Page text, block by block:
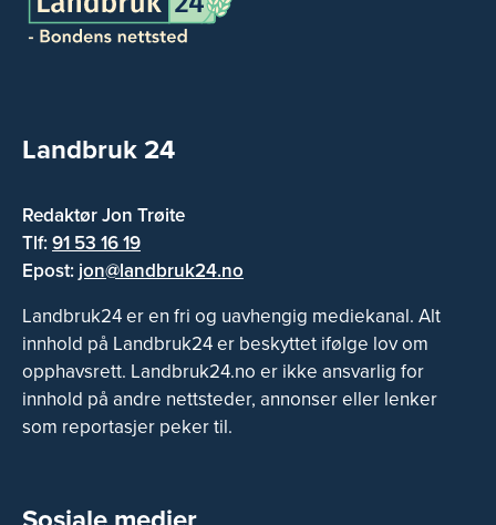
Landbruk 24
Redaktør Jon Trøite
Tlf:91 53 16 19
Epost: jon@landbruk24.no
Landbruk24 er en fri og uavhengig mediekanal. Alt
innhold på Landbruk24 er beskyttet ifølge lov om
opphavsrett. Landbruk24.no er ikke ansvarlig for
innhold på andre nettsteder, annonser eller lenker
som reportasjer peker til.